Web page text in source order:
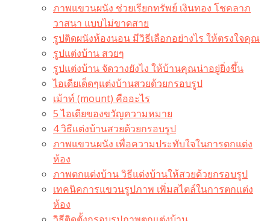
ภาพแขวนผนัง ช่วยเรียกทรัพย์ เงินทอง โชคลาภ
วาสนา แบบไม่ขาดสาย
รูปติดผนังห้องนอน มีวิธีเลือกอย่างไร ให้ตรงใจคุณ
รูปแต่งบ้าน สวยๆ
รูปแต่งบ้าน จัดวางยังไง ให้บ้านคุณน่าอยู่ยิ่งขึ้น
ไอเดียเด็ดๆแต่งบ้านสวยด้วยกรอบรูป
เม้าท์ (mount) คืออะไร​
5 ไอเดียของขวัญความหมาย
4 วิธีแต่งบ้านสวยด้วยกรอบรูป
ภาพแขวนผนัง เพื่อความประทับใจในการตกแต่ง
ห้อง
ภาพตกแต่งบ้าน วิธีแต่งบ้านให้สวยด้วยกรอบรูป
เทคนิคการแขวนรูปภาพ เพิ่มสไตล์ในการตกแต่ง
ห้อง